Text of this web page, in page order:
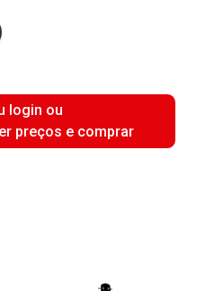
login ou
preços e comprar